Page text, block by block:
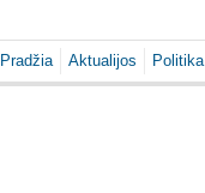
Pradžia Aktualijos Politika